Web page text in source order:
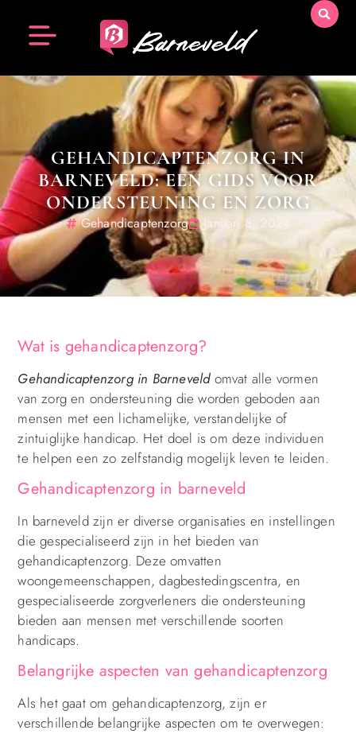
GEHANDICAPTENZORG IN
BARNEVELD: EEN GIDS VOOR
ONDERSTEUNING EN ZORG
Gehandicaptenzorg Januari 8, 2024
Wat is gehandicaptenzorg?
Gehandicaptenzorg in Barneveldomvat alle vormen
van zorg en ondersteuning die worden geboden aan
mensen met een lichamelijke, verstandelijke of
zintuiglijke handicap. Het doel is om deze individuen
te helpen een zo zelfstandig mogelijk leven te leiden.
Gehandicaptenzorg in barneveld
In barneveld zijn er diverse organisaties en instellingen
die gespecialiseerd zijn in het bieden van
gehandicaptenzorg. Deze omvatten
woongemeenschappen, dagbestedingscentra, en
gespecialiseerde zorgverleners die ondersteuning
bieden aan mensen met verschillende soorten
handicaps.
Belangrijke aspecten van gehandicaptenzorg
Als het gaat om gehandicaptenzorg, zijn er
verschillende belangrijke aspecten om te overwegen: